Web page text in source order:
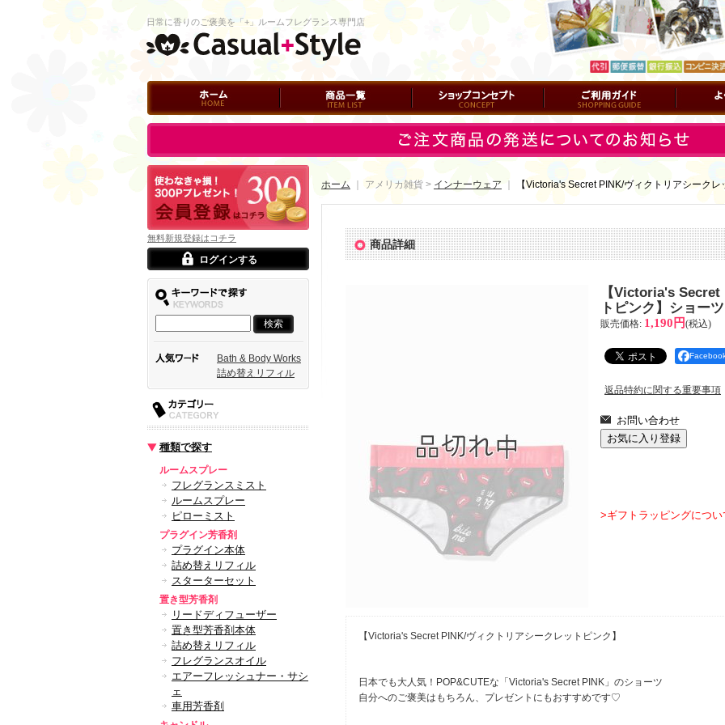
ホーム 商品一覧 ショップコンセプト ご利用ガイド よくある
日常に香りのご褒美を「+」ルームフレグランス専門店
ログイン
無料新規登録はコチラ
ログインする
Bath & Body Works
詰め替えリフィル
種類で探す
ルームスプレー
フレグランスミスト
ルームスプレー
ピローミスト
プラグイン芳香剤
プラグイン本体
詰め替えリフィル
スターターセット
置き型芳香剤
リードディフューザー
置き型芳香剤本体
詰め替えリフィル
フレグランスオイル
エアーフレッシュナー・サシ
ェ
車用芳香剤
ホーム ｜ アメリカ雑貨 > インナーウェア 【Victoria's Secret PINK/ヴィクトリアシーク
商品詳細
【Victoria's
トピンク】ショー
販売価格: 1,190円(税込)
返品特約に関する重要事項
>ギフトラッピングについ
【Victoria's Secret PINK/ヴィクトリアシークレットピンク】
日本でも大人気！POP&CUTEな「Victoria's Secret PINK」のショーツ
自分へのご褒美はもちろん、プレゼントにもおすすめです♡